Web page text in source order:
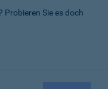
Sie es doch